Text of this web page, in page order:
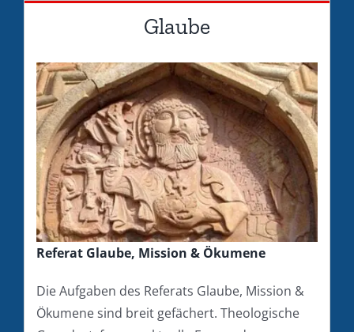
Glaube
Referat Glaube, Mission & Ökumene
Die Aufgaben des Referats Glaube, Mission &
Ökumene sind breit gefächert. Theologische